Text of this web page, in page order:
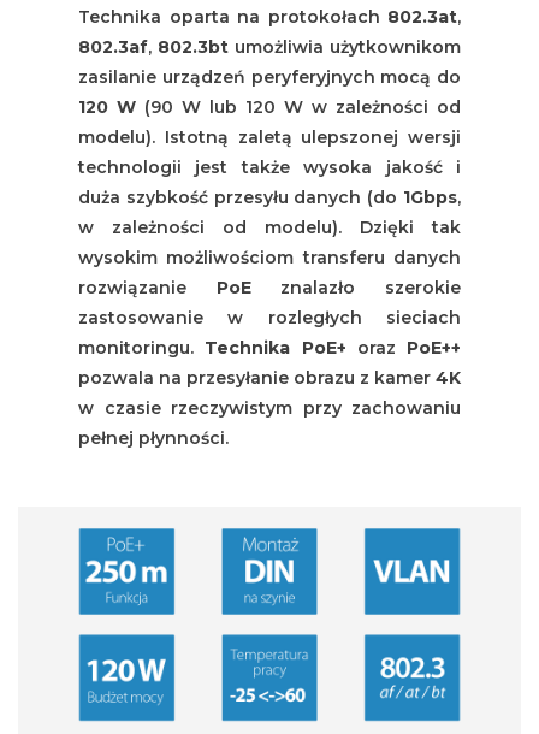
Technika oparta na protokołach 802.3at,
802.3af, 802.3bt umożliwia użytkownikom
zasilanie urządzeń peryferyjnych mocą do
120 W (90 W lub 120 W w zależności od
modelu). Istotną zaletą ulepszonej wersji
technologii jest także wysoka jakość i
duża szybkość przesyłu danych (do 1Gbps,
w zależności od modelu). Dzięki tak
wysokim możliwościom transferu danych
rozwiązanie PoEznalazło szerokie
zastosowanie w rozległych sieciach
monitoringu. Technika PoE+ oraz PoE++
pozwala na przesyłanie obrazu z kamer 4K
w czasie rzeczywistym przy zachowaniu
pełnej płynności.